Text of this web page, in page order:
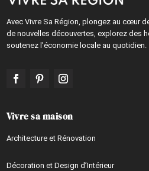
Avec Vivre Sa Région, plongez au cœur
de nouvelles découvertes, explorez des
soutenez l’économie locale au quotidien.
Vivre sa maison
Architecture et Rénovation
Décoration et Design d’Intérieur